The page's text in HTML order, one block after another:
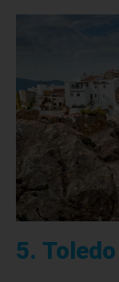
5. Toledo